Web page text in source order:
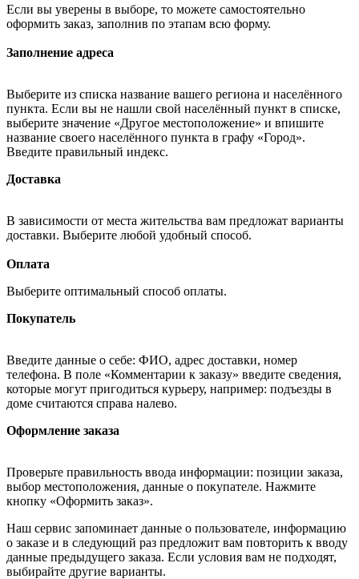
Если вы уверены в выборе, то можете самостоятельно
оформить заказ, заполнив по этапам всю форму.
Заполнение адреса
Выберите из списка название вашего региона и населённого
пункта. Если вы не нашли свой населённый пункт в списке,
выберите значение «Другое местоположение» и впишите
название своего населённого пункта в графу «Город».
Введите правильный индекс.
Доставка
В зависимости от места жительства вам предложат варианты
доставки. Выберите любой удобный способ.
Оплата
Выберите оптимальный способ оплаты.
Покупатель
Введите данные о себе: ФИО, адрес доставки, номер
телефона. В поле «Комментарии к заказу» введите сведения,
которые могут пригодиться курьеру, например: подъезды в
доме считаются справа налево.
Оформление заказа
Проверьте правильность ввода информации: позиции заказа,
выбор местоположения, данные о покупателе. Нажмите
кнопку «Оформить заказ».
Наш сервис запоминает данные о пользователе, информацию
о заказе и в следующий раз предложит вам повторить к вводу
данные предыдущего заказа. Если условия вам не подходят,
выбирайте другие варианты.